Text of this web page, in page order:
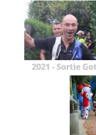
2021 - Sortie